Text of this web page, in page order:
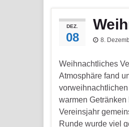
DEZ.
08 8.
Weihnachtliches
Atmosphäre fand
warmen
Vereinsjahr
Runde wurde viel